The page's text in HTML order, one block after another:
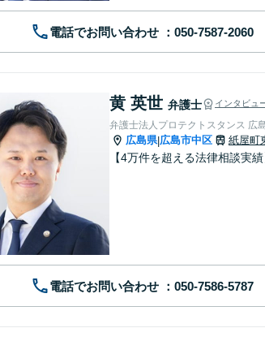
電話でお問い合わせ
黄 英世 弁護士 インタビュ
弁護士法人プロテクトスタンス 広
広島県|広島市中区 紙屋町
【4万件を超える法律相談実
電話でお問い合わせ